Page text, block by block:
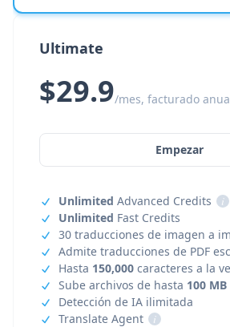
Ultimate
$29.9/mes, facturado
Empezar
Unlimited Advanced Credits
i
Unlimited Fast Credits
30 traducciones de imagen a
Admite traducciones de PDF
Hasta 150,000 caracteres a la
Sube archivos de hasta 100 MB
Detección de IA ilimitada
Translate Agent
i